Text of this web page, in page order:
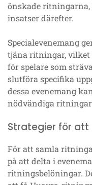
önskade ritningarna,
insatser därefter.
Specialevenemang
tjäna ritningar,
för spelare som
slutföra specifika
dessa evenemang
nödvändiga
Strategier för
För att samla
på att delta i
ritningsbelöningar.